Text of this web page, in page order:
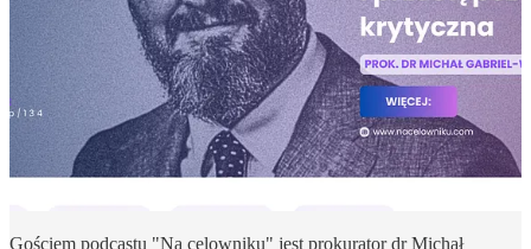
Gościem podcastu "Na celowniku" jest prokurator dr Michał